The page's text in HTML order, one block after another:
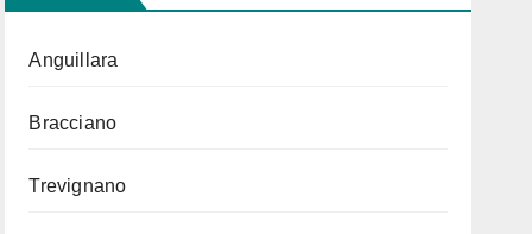
Anguillara
Bracciano
Trevignano